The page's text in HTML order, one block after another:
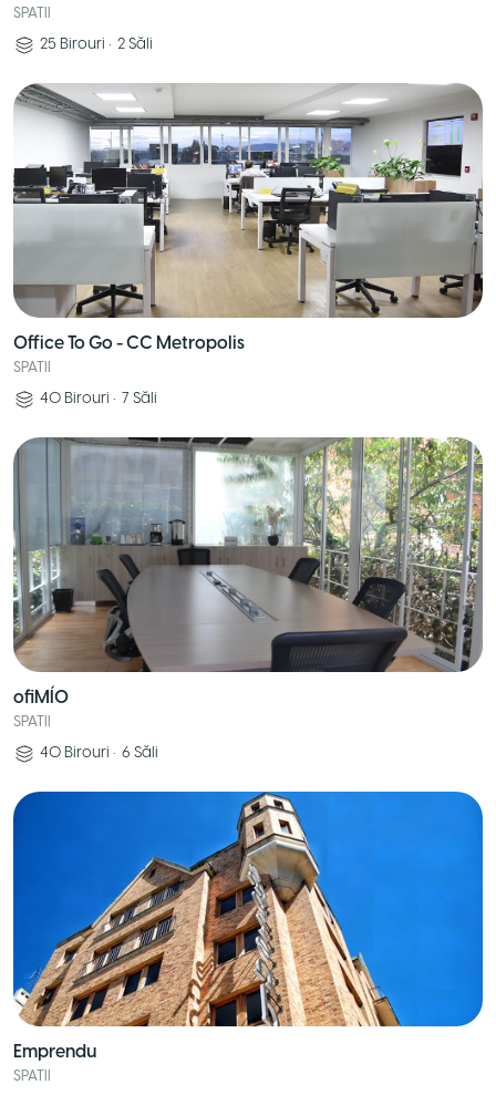
SPATII
25 Birouri • 2 Săli
Office To Go - CC Metropolis
SPATII
40 Birouri • 7 Săli
ofiMÍO
SPATII
40 Birouri • 6 Săli
Emprendu
SPATII